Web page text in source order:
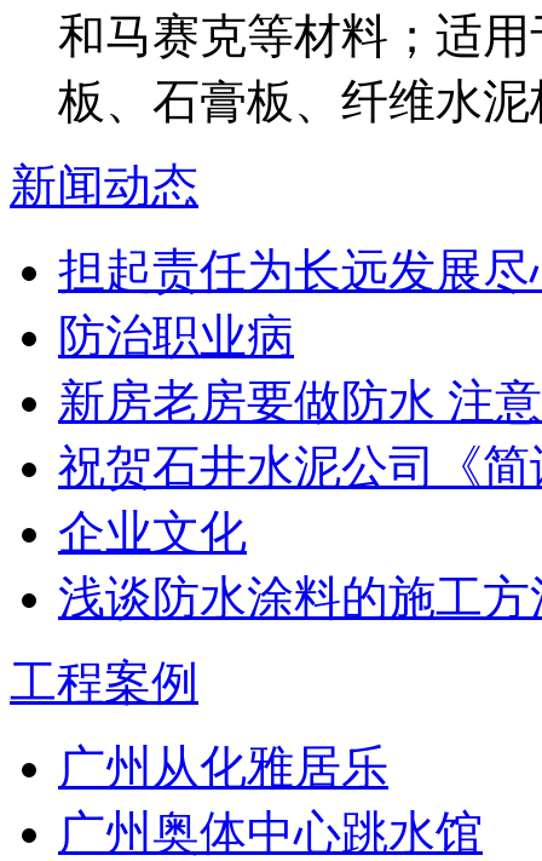
和马赛克等材料；适
板、石膏板、纤维水
新闻动态
担起责任为长远发展
防治职业病
新房老房要做防水 注
祝贺石井水泥公司《
企业文化
浅谈防水涂料的施工
工程案例
广州从化雅居乐
广州奥体中心跳水馆